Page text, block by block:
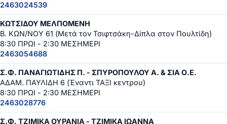
2463024539
ΚΩΤΣΙΔΟΥ ΜΕΛΠΟΜΕΝΗ
Β. ΚΩΝ/ΝΟΥ 61 (Μετά τον Τσιφτσάκη-Δίπλα στον Πουλτίδη)
8:30 ΠΡΩΙ - 2:30 ΜΕΣΗΜΕΡΙ
2463054688
Σ.Φ. ΠΑΝΑΓΙΩΤΙΔΗΣ Π. - ΣΠΥΡΟΠΟΥΛΟΥ Α. & ΣΙΑ Ο.Ε.
ΑΔΑΜ. ΠΑΥΛΙΔΗ 6 (Έναντι ΤΑΞΙ κεντρου)
8:30 ΠΡΩΙ - 2:30 ΜΕΣΗΜΕΡΙ
2463028776
Σ.Φ. ΤΖΙΜΙΚΑ ΟΥΡΑΝΙΑ - ΤΖΙΜΙΚΑ ΙΩΑΝΝΑ